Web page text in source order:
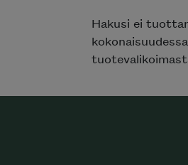
Hakusi ei